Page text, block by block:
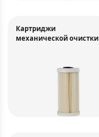
Картриджи
механической очистки